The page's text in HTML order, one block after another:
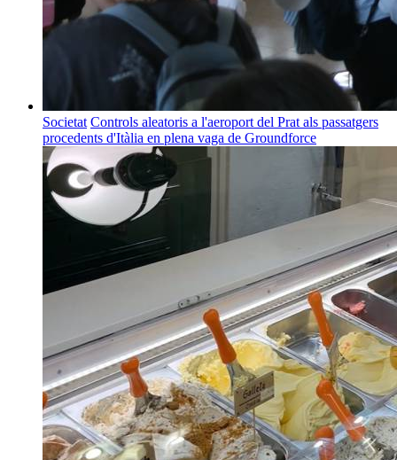
Societat Controls aleatoris a l'aeroport del Prat als passatgers
procedents d'Itàlia en plena vaga de Groundforce